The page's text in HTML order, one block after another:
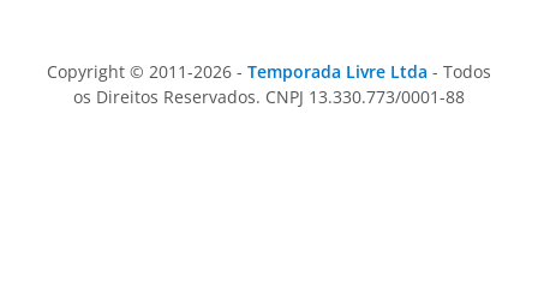
Copyright © 2011-2026 - Temporada Livre Ltda - Todos
os Direitos Reservados. CNPJ 13.330.773/0001-88